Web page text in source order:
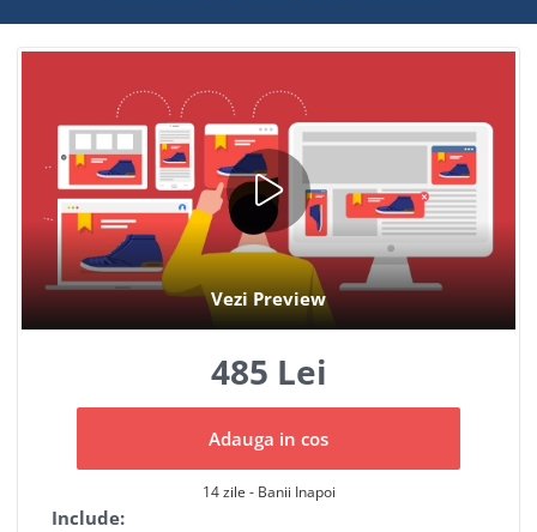
485 Lei
Adauga in cos
14 zile - Banii Inapoi
Include: